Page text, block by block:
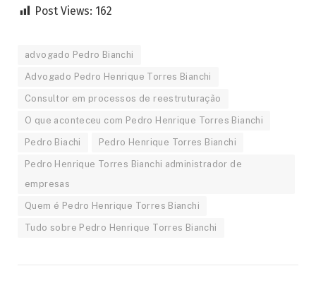
Post Views: 162
advogado Pedro Bianchi
Advogado Pedro Henrique Torres Bianchi
Consultor em processos de reestruturação
O que aconteceu com Pedro Henrique Torres Bianchi
Pedro Biachi Pedro Henrique Torres Bianchi
Pedro Henrique Torres Bianchi administrador de
empresas
Quem é Pedro Henrique Torres Bianchi
Tudo sobre Pedro Henrique Torres Bianchi